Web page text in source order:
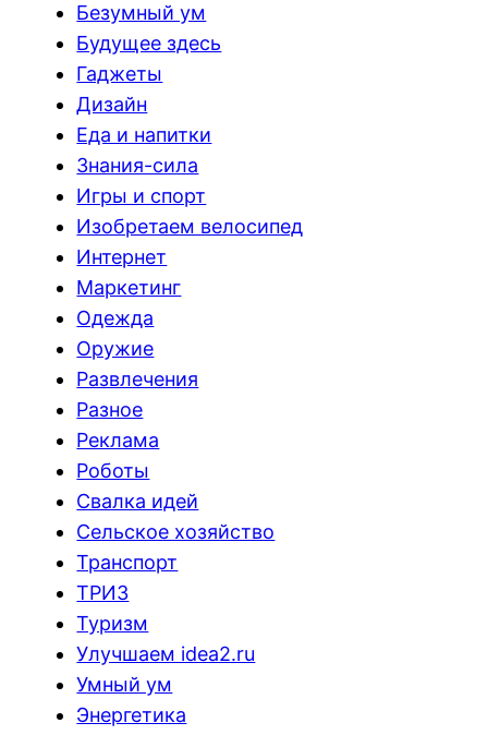
Безумный ум
Будущее здесь
Гаджеты
Дизайн
Еда и напитки
Знания-сила
Игры и спорт
Изобретаем велосипед
Интернет
Маркетинг
Одежда
Оружие
Развлечения
Разное
Реклама
Роботы
Свалка идей
Сельское хозяйство
Транспорт
ТРИЗ
Туризм
Улучшаем idea2.ru
Умный ум
Энергетика